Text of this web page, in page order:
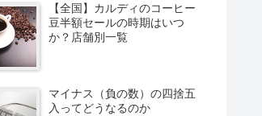
【全国】カルディのコーヒー
豆半額セールの時期はいつ
か？店舗別一覧
マイナス（負の数）の四捨五
入ってどうなるのか